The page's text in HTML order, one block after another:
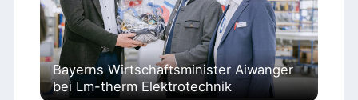
Bayerns Wirtschaftsminister Aiwanger
bei Lm-therm Elektrotechnik